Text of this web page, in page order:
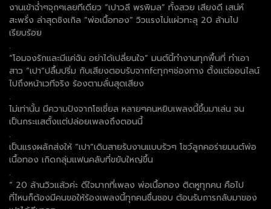
งานเข้าฉ่ำๆจุกๆเลยทีเดียว “เปาวลี พรพิมล” ทั้งสวย เสียงดี เสน่ห์
สะพรั่ง ล่าสุดซิงเกิล “พ่อเนื้อทอง” วิวแรงไม่แผ่วทะลุ 20 ล้านไป
เรียบร้อย
.
“โอมจงรักและมีแค่ฉัน อย่าได้เปลี่ยนใจ” มนต์นี้ทำงานทุกพื้นที่ ทำเอา
สาว “เปา”ปลื้มปริ่ม กับเสียงตอบรับจากfcทุกๆช่องทาง ตั้งแต่ออนไลน์
ไปถึงหน้าเวทีจริง ร้องตามลั่นสุดเสียง
.
ไม่เท่านั้น มีความปังจากโซเชี่ยล หลายๆคนหยิบเพลงนี้ขึ้นมาเล่น จน
เป็นกระแสตั้งแต่ปล่อยเพลงถึงตอนนี้
.
เป็นแรงผลักส่งให้ “เปา”เดินสายรับงานแบบรัวๆ โชว์ลูกคอร่ายมนต์พ่อ
เนื้อทอง เกิดกลุ่มแฟนคลับที่ขยับใหญ่ขึ้น
.
“ 20 ล้านวิวแล้วค่ะ ดีใจมากที่เพลง พ่อเนื้อทอง ติดหูทุกคน คือไป
ที่ไหนก็ต้องมีคนขอให้ร้องเพลงนี้ทุกคนชื่นชอบ ต้อนรับการกลับมาของ